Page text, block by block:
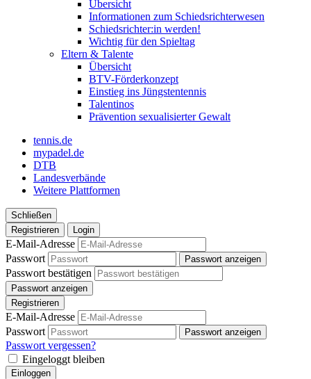
Übersicht
Informationen zum Schiedsrichterwesen
Schiedsrichter:in werden!
Wichtig für den Spieltag
Eltern & Talente
Übersicht
BTV-Förderkonzept
Einstieg ins Jüngstentennis
Talentinos
Prävention sexualisierter Gewalt
tennis.de
mypadel.de
DTB
Landesverbände
Weitere Plattformen
Schließen
Registrieren
Login
E-Mail-Adresse
Passwort
Passwort anzeigen
Passwort bestätigen
Passwort anzeigen
Registrieren
E-Mail-Adresse
Passwort
Passwort anzeigen
Passwort vergessen?
Eingeloggt bleiben
Einloggen